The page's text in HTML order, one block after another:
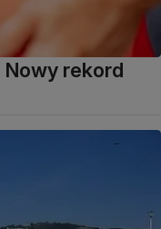
rekord